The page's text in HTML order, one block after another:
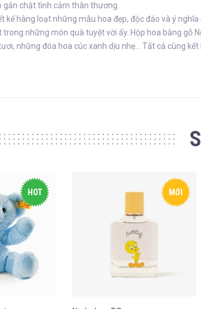
gắn chặt tình cảm thân thương.
kế hàng loạt những mẫu hoa đẹp, độc đáo và ý
trong những món quà tuyệt vời ấy. Hộp hoa bằng
những đóa hoa cúc xanh dịu nhẹ… Tất cả cùng
HOT MỚI